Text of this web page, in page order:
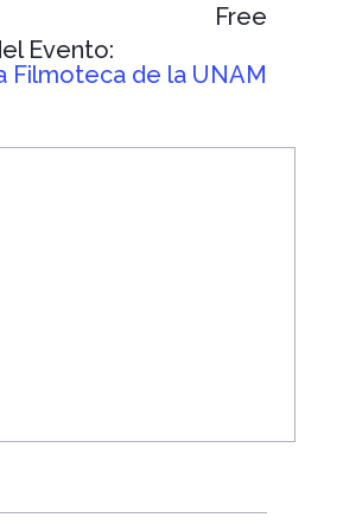
Free
Evento:
Filmoteca de la UNAM